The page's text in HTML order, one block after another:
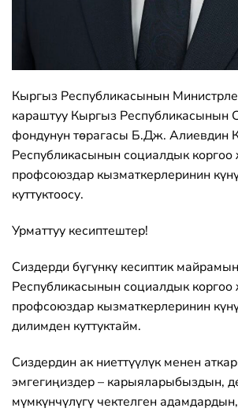
Кыргыз Республикасынын
караштуу Кыргыз Республикасынын
фондунун төрагасы Б.Дж. Алиевдин
Республикасынын социалдык коргоо
профсоюздар кызматкерлеринин
куттуктоосу.
Урматтуу кесиптештер!
Сиздерди бүгүнкү кесиптик
Республикасынын социалдык коргоо
профсоюздар кызматкерлеринин
дилимден куттуктайм.
Сиздердин ак ниеттүүлүк менен
эмгегиңиздер – карыяларыбыздын,
мүмкүнчүлүгү чектелген